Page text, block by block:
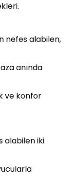
nefes alabilen,
anında
ve konfor
alabilen iki